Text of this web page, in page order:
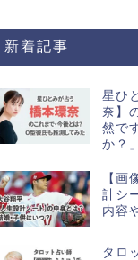
新着記事
星ひ
奈】
然で
か？」
【画
計シ
内容
タロ